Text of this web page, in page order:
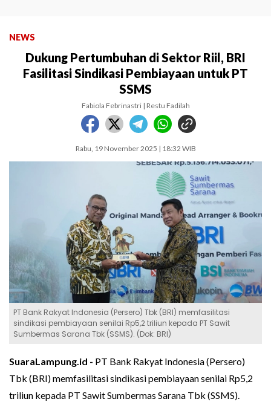
NEWS
Dukung Pertumbuhan di Sektor Riil, BRI
Fasilitasi Sindikasi Pembiayaan untuk PT
SSMS
Fabiola Febrinastri | Restu Fadilah
Rabu, 19 November 2025 | 18:32 WIB
PT Bank Rakyat Indonesia (Persero) Tbk (BRI) memfasilitasi
sindikasi pembiayaan senilai Rp5,2 triliun kepada PT Sawit
Sumbermas Sarana Tbk (SSMS). (Dok: BRI)
SuaraLampung.id - PT Bank Rakyat Indonesia (Persero)
Tbk (BRI) memfasilitasi sindikasi pembiayaan senilai Rp5,2
triliun kepada PT Sawit Sumbermas Sarana Tbk (SSMS).